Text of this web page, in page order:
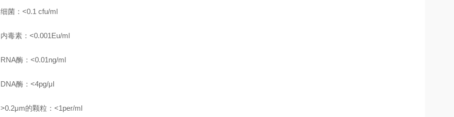
细菌：<0.1 cfu/ml
内毒素：<0.001Eu/ml
RNA酶：<0.01ng/ml
DNA酶：<4pg/μl
>0.2μm的颗粒：<1per/ml